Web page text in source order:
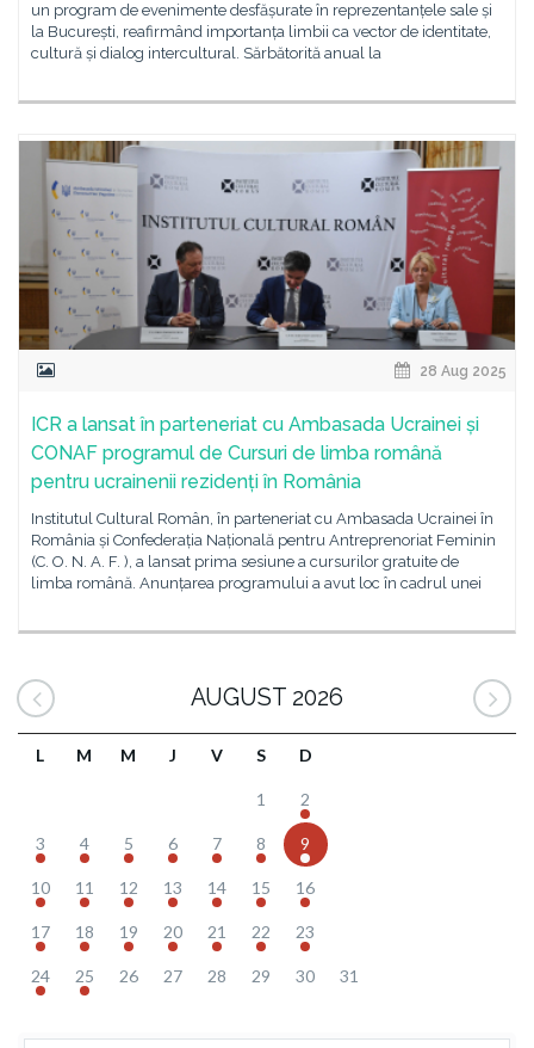
un program de evenimente desfășurate în reprezentanțele sale și
la București, reafirmând importanța limbii ca vector de identitate,
cultură și dialog intercultural. Sărbătorită anual la
28 Aug 2025
ICR a lansat în parteneriat cu Ambasada Ucrainei și
CONAF programul de Cursuri de limba română
pentru ucrainenii rezidenți în România
Institutul Cultural Român, în parteneriat cu Ambasada Ucrainei în
România și Confederația Națională pentru Antreprenoriat Feminin
(C. O. N. A. F. ), a lansat prima sesiune a cursurilor gratuite de
limba română. Anunțarea programului a avut loc în cadrul unei
AUGUST 2026
L M M J V S D
1 2
3 4 5 6 7 8 9
10 11 12 13 14 15 16
17 18 19 20 21 22 23
24 25 26 27 28 29 30 31